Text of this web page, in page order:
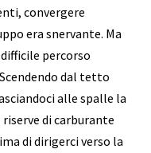
convergere
era snervante. Ma
percorso
dal tetto
alle spalle la
di carburante
di dirigerci verso la